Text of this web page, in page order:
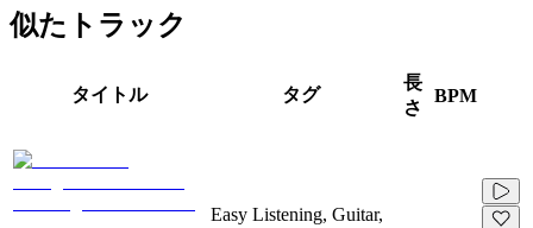
似たトラック
タイトル タグ
長
さ
BPM
Easy Listening, Guitar,